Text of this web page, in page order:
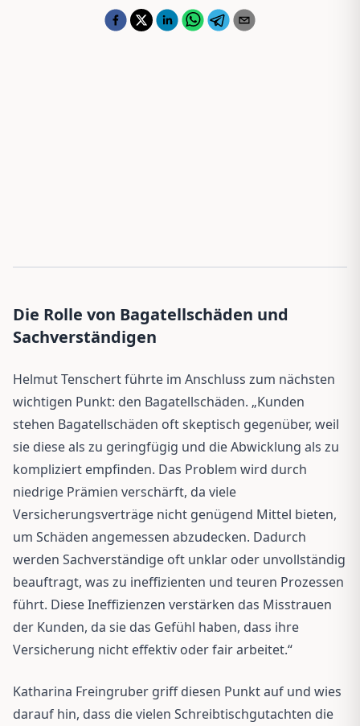
Die Rolle von Bagatellschäden und
Sachverständigen
Helmut Tenschert führte im Anschluss zum nächsten
wichtigen Punkt: den Bagatellschäden. „Kunden
stehen Bagatellschäden oft skeptisch gegenüber, weil
sie diese als zu geringfügig und die Abwicklung als zu
kompliziert empfinden. Das Problem wird durch
niedrige Prämien verschärft, da viele
Versicherungsverträge nicht genügend Mittel bieten,
um Schäden angemessen abzudecken. Dadurch
werden Sachverständige oft unklar oder unvollständig
beauftragt, was zu ineffizienten und teuren Prozessen
führt. Diese Ineffizienzen verstärken das Misstrauen
der Kunden, da sie das Gefühl haben, dass ihre
Versicherung nicht effektiv oder fair arbeitet.“
Katharina Freingruber griff diesen Punkt auf und wies
darauf hin, dass die vielen Schreibtischgutachten die